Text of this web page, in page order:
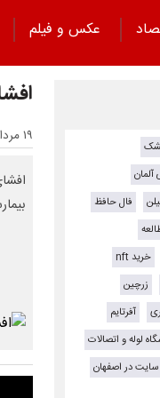
عکس و فیلم
۱۹ مرداد ۱۴۰۴ - ۱۶:۲۹
فال حافظ
خرید nft
زرچین
آفرتایم
لوله و اتصالات
در اصفهان